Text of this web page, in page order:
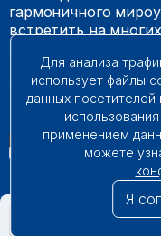
гармоничного
встретить на
© 2009 – 2026. Все
Для анализа
использует файлы
данных
применением
можете
Я